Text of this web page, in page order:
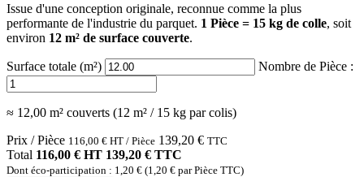
Issue d'une conception originale, reconnue comme la plus
performante de l'industrie du parquet. 1 Pièce = 15 kg de colle, soit
environ 12 m² de surface couverte.
Surface totale (m²) Nombre de Pièce :
≈ 12,00 m² couverts (12 m² / 15 kg par colis)
Prix / Pièce 116,00 € HT / Pièce 139,20 € TTC
Total 116,00 € HT 139,20 € TTC
Dont éco-participation : 1,20 € (1,20 € par Pièce TTC)